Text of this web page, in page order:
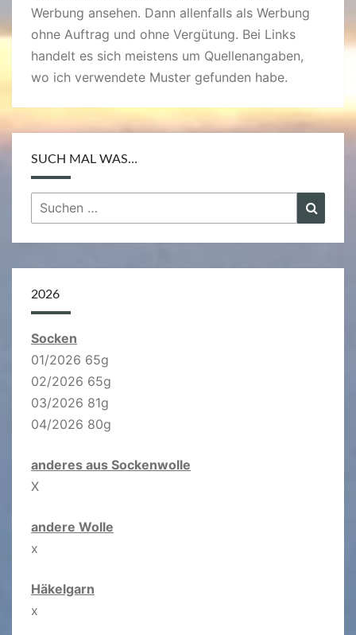
Werbung ansehen. Dann allenfalls als Werbung
ohne Auftrag und ohne Vergütung. Bei Links
handelt es sich meistens um Quellenangaben,
wo ich verwendete Muster gefunden habe.
SUCH MAL WAS…
Suchen
nach:
2026
Socken
01/2026 65g
02/2026 65g
03/2026 81g
04/2026 80g
anderes aus Sockenwolle
X
andere Wolle
x
Häkelgarn
x